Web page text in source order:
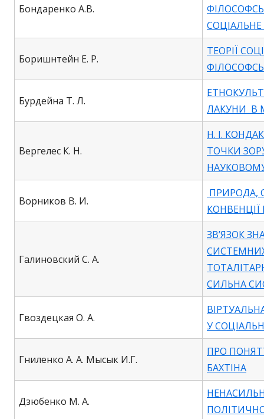
Бондаренко А.В.
Боришнтейн Е. Р.
ТЕОРІЇ
Бурдейна Т. Л.
ЛАКУНИ В
Вергелес К. Н.
Н. І.
ТОЧКИ
Ворников В. И.
ПРИРОДА,
КОНВЕНЦІЇ
Галиновский С. А.
ЗВ’ЯЗОК
СИЛЬНА
Гвоздецкая О. А.
У
Гниленко А. А. Мысык И.Г.
ПРО
БАХТІНА
Дзюбенко М. А.